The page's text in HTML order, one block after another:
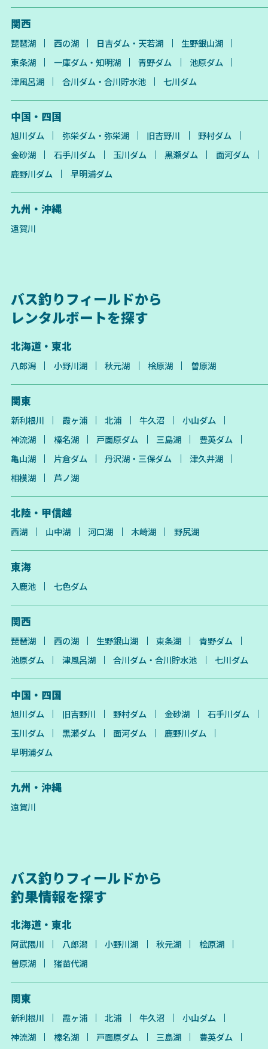
関西
琵琶湖 西の湖 日吉ダム・天若湖
生野銀山湖
東条湖
一庫ダム・知明湖 青野ダム
池原ダム
津風呂湖
合川ダム・合川貯水池 七川ダム
中国・四国
旭川ダム 弥栄ダム・弥栄湖 旧吉野川
野村ダム
金砂湖
石手川ダム 玉川ダム 黒瀬ダム
面河ダム
鹿野川ダム
早明浦ダム
九州・沖縄
遠賀川
バス釣りフィールドから
レンタルボートを探す
北海道・東北
八郎潟 小野川湖 秋元湖 桧原湖 曽原湖
関東
新利根川 霞ヶ浦 北浦 牛久沼
小山ダム
神流湖
榛名湖 戸面原ダム 三島湖
豊英ダム
亀山湖
片倉ダム 丹沢湖・三保ダム
津久井湖
相模湖
芦ノ湖
北陸・甲信越
西湖 山中湖 河口湖 木崎湖 野尻湖
東海
入鹿池 七色ダム
関西
琵琶湖 西の湖 生野銀山湖 東条湖
青野ダム
池原ダム
津風呂湖 合川ダム・合川貯水池 七川ダム
中国・四国
旭川ダム 旧吉野川 野村ダム 金砂湖
石手川ダム
玉川ダム
黒瀬ダム 面河ダム
鹿野川ダム
早明浦ダム
九州・沖縄
遠賀川
バス釣りフィールドから
釣果情報を探す
北海道・東北
阿武隈川 八郎潟 小野川湖 秋元湖
桧原湖
曽原湖
猪苗代湖
関東
新利根川 霞ヶ浦 北浦 牛久沼
小山ダム
神流湖
榛名湖 戸面原ダム 三島湖 豊英ダム